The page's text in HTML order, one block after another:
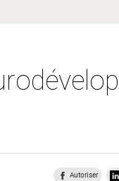
Autoriser